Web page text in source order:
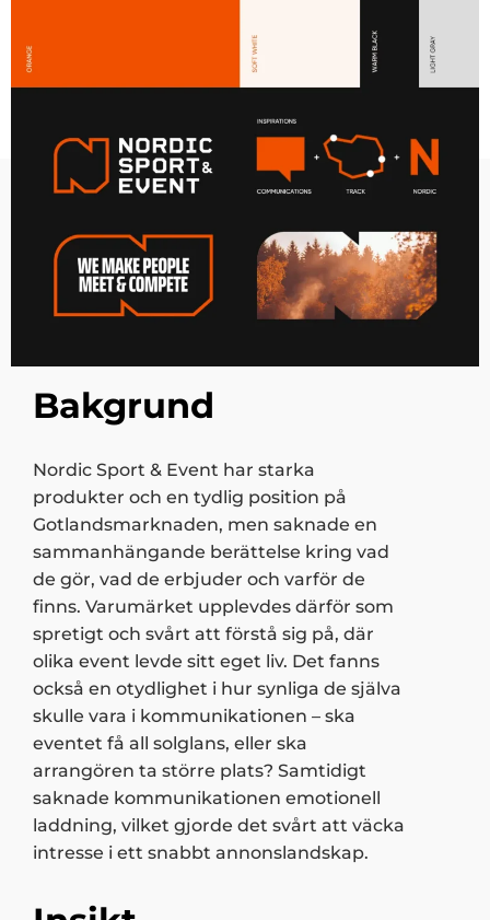
Bakgrund
Nordic Sport & Event har starka
produkter och en tydlig position på
Gotlandsmarknaden, men saknade en
sammanhängande berättelse kring vad
de gör, vad de erbjuder och varför de
finns. Varumärket upplevdes därför som
spretigt och svårt att förstå sig på, där
olika event levde sitt eget liv. Det fanns
också en otydlighet i hur synliga de själva
skulle vara i kommunikationen – ska
eventet få all solglans, eller ska
arrangören ta större plats? Samtidigt
saknade kommunikationen emotionell
laddning, vilket gjorde det svårt att väcka
intresse i ett snabbt annonslandskap.